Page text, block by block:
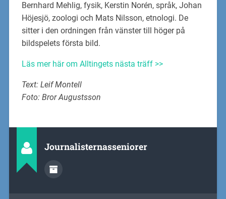
Bernhard Mehlig, fysik, Kerstin Norén, språk, Johan
Höjesjö, zoologi och Mats Nilsson, etnologi. De
sitter i den ordningen från vänster till höger på
bildspelets första bild.
Läs mer här om Alltingets nästa träff >>
Text: Leif Montell
Foto: Bror Augustsson
Journalisternasseniorer